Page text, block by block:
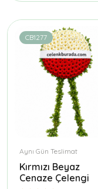
CB1277
Aynı Gün Teslimat
Kırmızı Beyaz
Cenaze Çelengi